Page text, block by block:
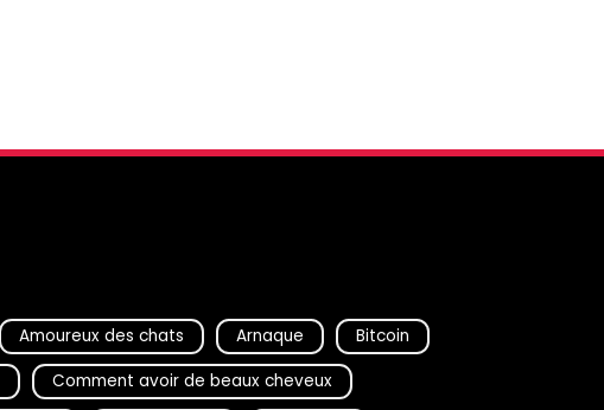
Amoureux des chats Arnaque
Bitcoin
Comment avoir de beaux cheveux